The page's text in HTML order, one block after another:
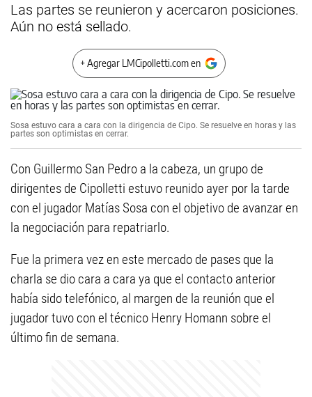
Las partes se reunieron y acercaron posiciones.
Aún no está sellado.
+ Agregar LMCipolletti.com en
Sosa estuvo cara a cara con la dirigencia de Cipo. Se resuelve en horas y las
partes son optimistas en cerrar.
Con Guillermo San Pedro a la cabeza, un grupo de
dirigentes de Cipolletti estuvo reunido ayer por la tarde
con el jugador Matías Sosa con el objetivo de avanzar en
la negociación para repatriarlo.
Fue la primera vez en este mercado de pases que la
charla se dio cara a cara ya que el contacto anterior
había sido telefónico, al margen de la reunión que el
jugador tuvo con el técnico Henry Homann sobre el
último fin de semana.